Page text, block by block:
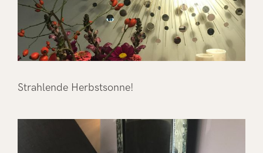
Strahlende Herbstsonne!